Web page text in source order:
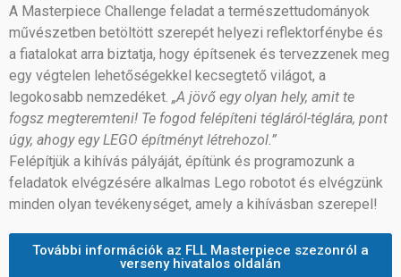
A Masterpiece Challenge feladat a természettudományok
művészetben betöltött szerepét helyezi reflektorfénybe és
a fiatalokat arra biztatja, hogy építsenek és tervezzenek meg
egy végtelen lehetőségekkel kecsegtető világot, a
legokosabb nemzedéket. „A jövő egy olyan hely, amit te
fogsz megteremteni! Te fogod felépíteni tégláról-téglára, pont
úgy, ahogy egy LEGO építményt létrehozol.”
Felépítjük a kihívás pályáját, építünk és programozunk a
feladatok elvégzésére alkalmas Lego robotot és elvégzünk
minden olyan tevékenységet, amely a kihívásban szerepel!
További információk az FLL Masterpiece szezonról a
verseny hivatalos oldalán